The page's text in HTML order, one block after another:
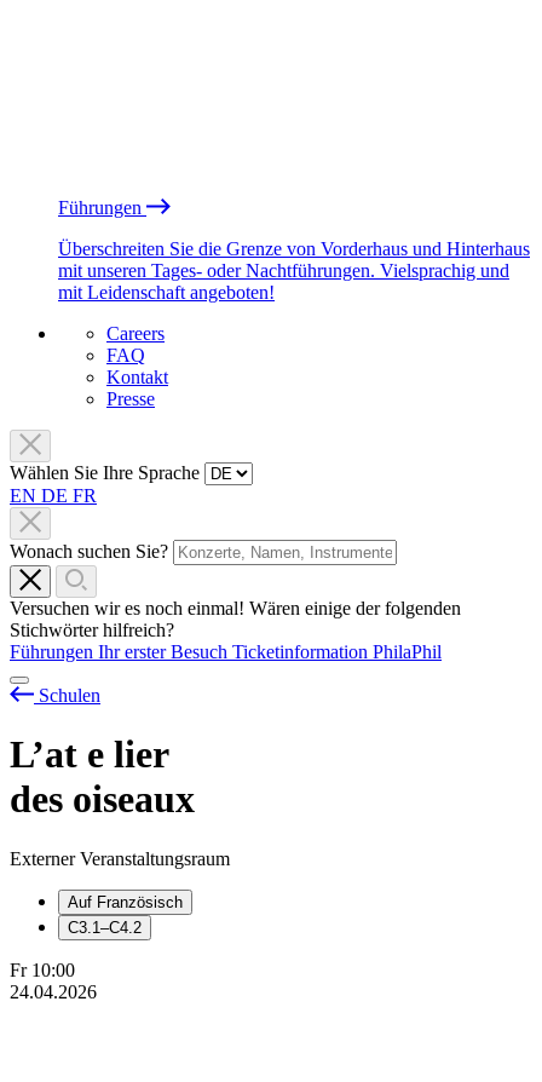
Führungen
Überschreiten Sie die Grenze von Vorderhaus und Hinterhaus
mit unseren Tages- oder Nachtführungen. Vielsprachig und
mit Leidenschaft angeboten!
Careers
FAQ
Kontakt
Presse
Wählen Sie Ihre Sprache
EN DE FR
Wonach suchen Sie?
Versuchen wir es noch einmal! Wären einige der folgenden
Stichwörter hilfreich?
Führungen Ihr erster Besuch Ticketinformation PhilaPhil
Schulen
L’at e lier
des oiseaux
Externer Veranstaltungsraum
Auf Französisch
C3.1–C4.2
Fr 10:00
24.04.2026